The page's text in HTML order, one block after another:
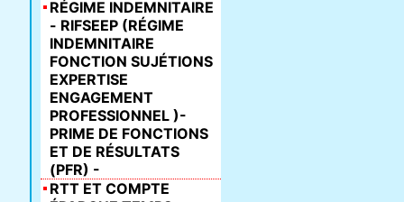
RÉGIME INDEMNITAIRE
- RIFSEEP (RÉGIME
INDEMNITAIRE
FONCTION SUJÉTIONS
EXPERTISE
ENGAGEMENT
PROFESSIONNEL )-
PRIME DE FONCTIONS
ET DE RÉSULTATS
(PFR) -
RTT ET COMPTE